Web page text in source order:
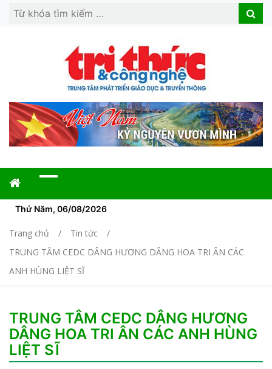
Search
Search
Thứ Năm, 06/08/2026
Trang chủ
Tin tức
TRUNG TÂM CEDC DÂNG HƯƠNG DÂNG HOA TRI ÂN CÁC
ANH HÙNG LIỆT SĨ
TRUNG TÂM CEDC DÂNG HƯƠNG
DÂNG HOA TRI ÂN CÁC ANH HÙNG
LIỆT SĨ